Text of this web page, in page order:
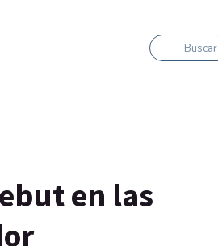
Buscar
en las